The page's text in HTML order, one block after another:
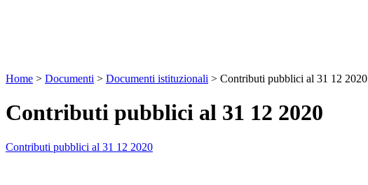
Home > Documenti > Documenti istituzionali > Contributi pubblici al 31 12 2020
Contributi pubblici al 31 12 2020
Contributi pubblici al 31 12 2020